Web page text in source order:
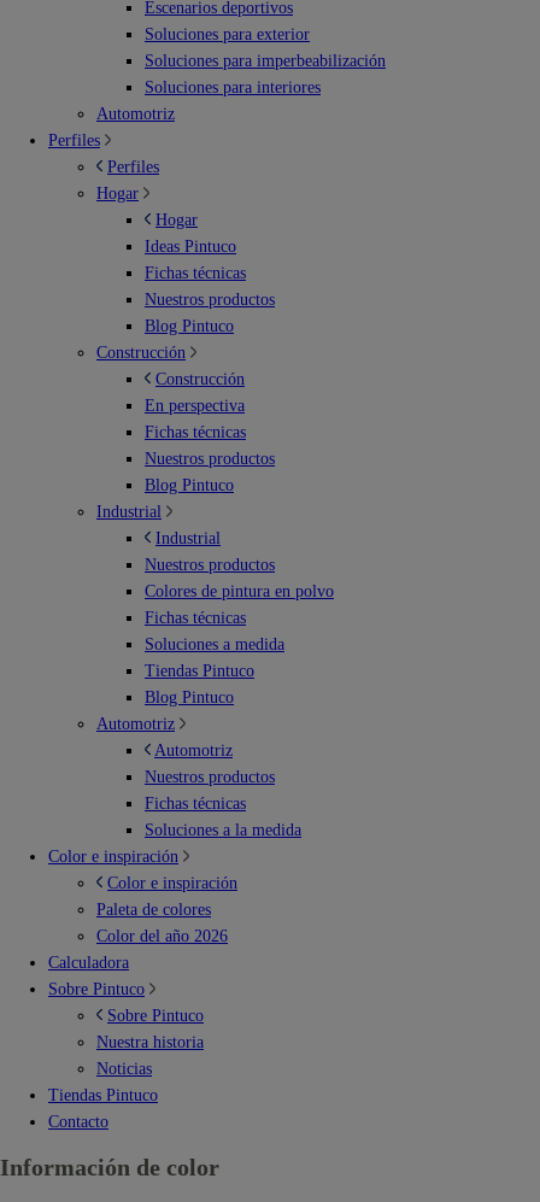
Escenarios deportivos
Soluciones para exterior
Soluciones para imperbeabilización
Soluciones para interiores
Automotriz
Perfiles
Perfiles
Hogar
Hogar
Ideas Pintuco
Fichas técnicas
Nuestros productos
Blog Pintuco
Construcción
Construcción
En perspectiva
Fichas técnicas
Nuestros productos
Blog Pintuco
Industrial
Industrial
Nuestros productos
Colores de pintura en polvo
Fichas técnicas
Soluciones a medida
Tiendas Pintuco
Blog Pintuco
Automotriz
Automotriz
Nuestros productos
Fichas técnicas
Soluciones a la medida
Color e inspiración
Color e inspiración
Paleta de colores
Color del año 2026
Calculadora
Sobre Pintuco
Sobre Pintuco
Nuestra historia
Noticias
Tiendas Pintuco
Contacto
Información de color